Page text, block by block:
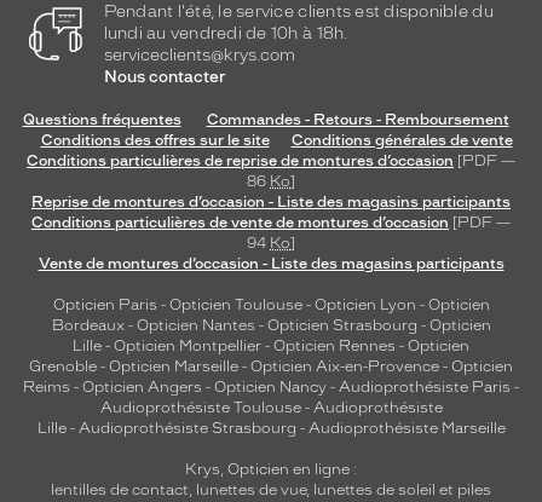
Pendant l'été, le service clients est disponible du
lundi au vendredi de 10h à 18h.
serviceclients@krys.com
Nous contacter
Questions fréquentes
Commandes - Retours - Remboursement
Conditions des offres sur le site
Conditions générales de vente
Conditions particulières de reprise de montures d’occasion [PDF —
86 Ko]
Reprise de montures d’occasion - Liste des magasins participants
Conditions particulières de vente de montures d’occasion [PDF —
94 Ko]
Vente de montures d’occasion - Liste des magasins participants
Opticien Paris - Opticien Toulouse- Opticien Lyon - Opticien
Bordeaux- Opticien Nantes - Opticien Strasbourg - Opticien
Lille - Opticien Montpellier - Opticien Rennes - Opticien
Grenoble - Opticien Marseille - Opticien Aix-en-Provence - Opticien
Reims - Opticien Angers - Opticien Nancy - Audioprothésiste Paris -
Audioprothésiste Toulouse- Audioprothésiste
Lille- Audioprothésiste Strasbourg - Audioprothésiste Marseille
Krys, Opticien en ligne :
lentilles de contact lunettes de vue, lunettes de soleil et piles